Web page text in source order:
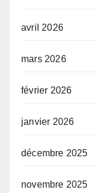
avril 2026
mars 2026
février 2026
janvier 2026
décembre 2025
novembre 2025